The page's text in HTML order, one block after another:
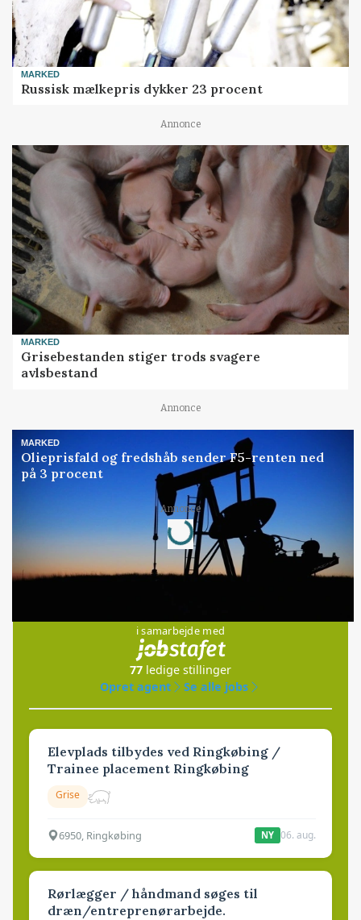
MARKED
Russisk mælkepris dykker 23 procent
Annonce
MARKED
Grisebestanden stiger trods svagere
avlsbestand
Annonce
MARKED
Olieprisfald og fredshåb sender F5-renten ned
på 3 procent
Annonce
Loading...
i samarbejde med
77 ledige stillinger
Opret agent
Se alle jobs
Elevplads tilbydes ved Ringkøbing /
Trainee placement Ringkøbing
Grise
6950, Ringkøbing NY 06. aug.
Rørlægger / håndmand søges til
dræn/entreprenørarbejde.